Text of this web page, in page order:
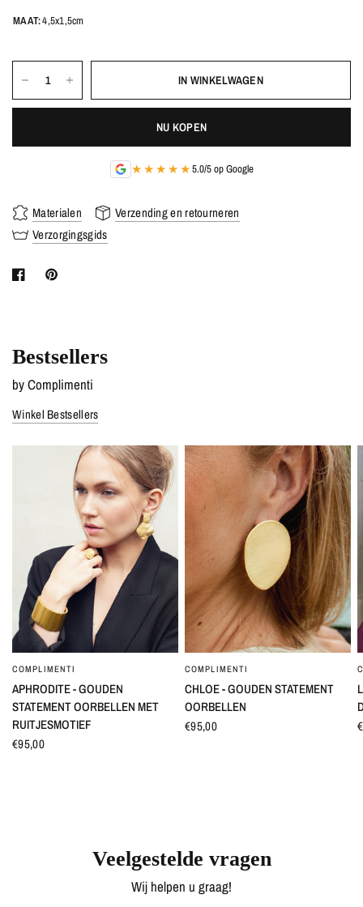
MAAT:4,5x1,5cm
IN WINKELWAGEN
NU KOPEN
★★★★★5.0/5 op Google
Materialen
Verzending en retourneren
Verzorgingsgids
Bestsellers
by Complimenti
Winkel Bestsellers
SNEL BEKIJKEN
COMPLIMENTI
APHRODITE - GOUDEN
STATEMENT OORBELLEN MET
RUITJESMOTIEF
€95,00
SNEL BEKIJKEN
COMPLIMENTI
CHLOE - GOUDEN STATEMENT
OORBELLEN
€95,00
Veelgestelde vragen
Wij helpen u graag!